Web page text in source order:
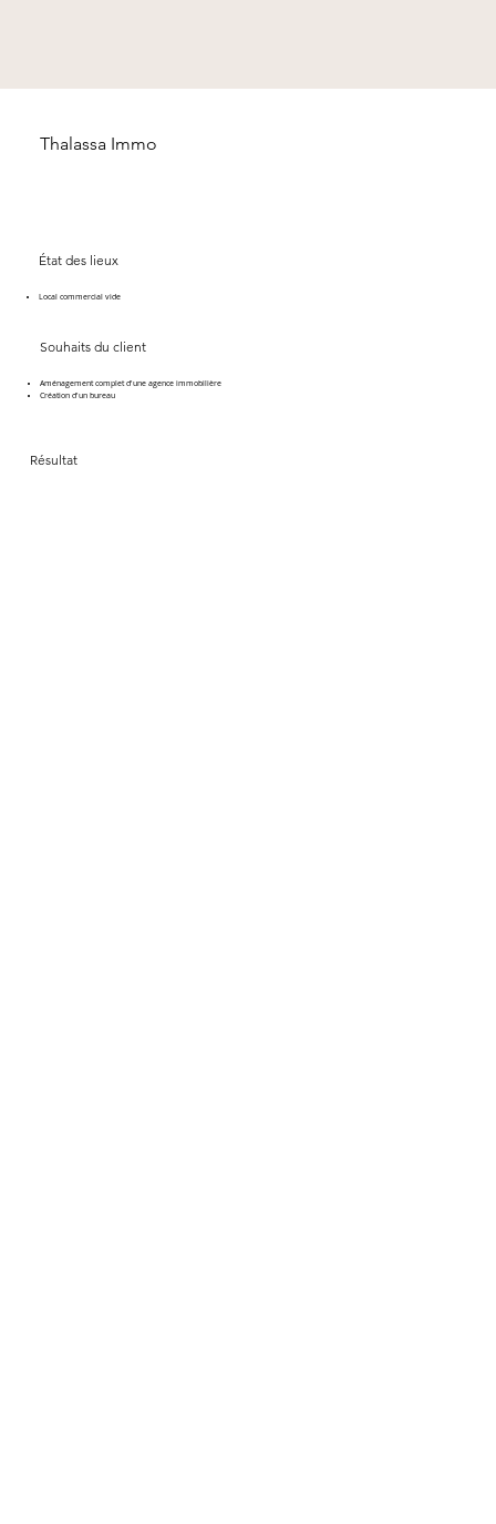
Thalassa Immo
État des lieux
Local commercial vide
Souhaits du client
Aménagement complet d'une agence immobilière
Création d'un bureau
Résultat